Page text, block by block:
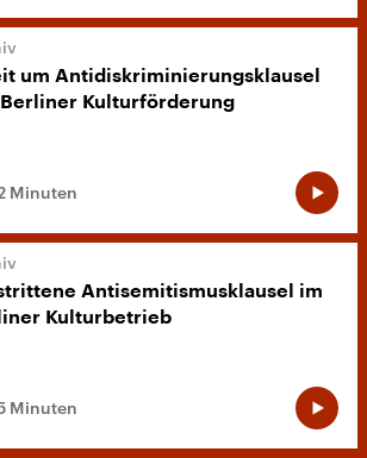
um Antidiskriminierungsklausel
Kulturförderung
Minuten
Antisemitismusklausel im
Kulturbetrieb
Minuten